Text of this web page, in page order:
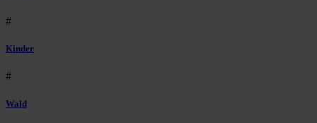
#
Kinder
#
Wald